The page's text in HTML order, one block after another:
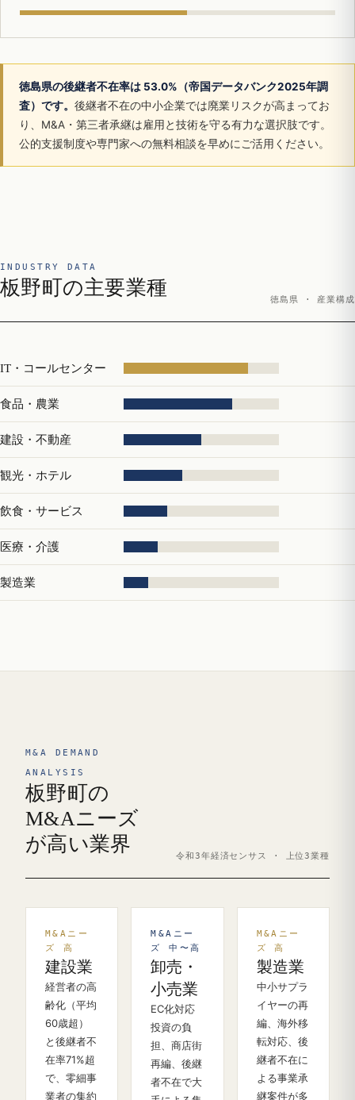
徳島県の後継者不在率は 53.0%（帝国データバンク2025年調
査）です。 後継者不在の中小企業では廃業リスクが高まってお
り、M&A・第三者承継は雇用と技術を守る有力な選択肢です。
公的支援制度や専門家への無料相談を早めにご活用ください。
INDUSTRY DATA
板野町の主要業種
徳島県 · 産業構成
IT・コールセンター
食品・農業
建設・不動産
観光・ホテル
飲食・サービス
医療・介護
製造業
M&A DEMAND
ANALYSIS
板野町の
M&Aニーズ
が高い業界
令和3年経済センサス · 上位3業種
M&Aニー
ズ 高
建設業
経営者の高
齢化（平均
60歳超）
と後継者不
在率71%超
で、零細事
業者の集約
M&Aニー
ズ 中〜高
卸売・
小売業
EC化対応
投資の負
担、商店街
再編、後継
者不在で大
M&Aニー
ズ 高
製造業
中小サプラ
イヤーの再
編、海外移
転対応、後
継者不在に
よる事業承
継案件が多